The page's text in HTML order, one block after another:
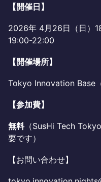
【開催日】
2026年 4月26日（日）
19:00-22:00
【開催場所】
Tokyo Innovation Base（
【参加費】
無料（SusHi Tech
要です）
【お問い合わせ】